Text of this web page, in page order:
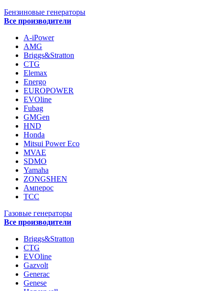
Бензиновые генераторы
Все производители
A-iPower
AMG
Briggs&Stratton
CTG
Elemax
Energo
EUROPOWER
EVOline
Fubag
GMGen
HND
Honda
Mitsui Power Eco
MVAE
SDMO
Yamaha
ZONGSHEN
Амперос
ТСС
Газовые генераторы
Все производители
Briggs&Stratton
CTG
EVOline
Gazvolt
Generac
Genese